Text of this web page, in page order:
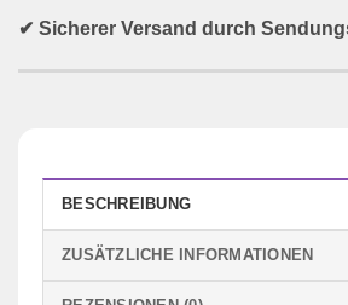
✔ Sicherer Versand durch
BESCHREIBUNG
ZUSÄTZLICHE INFORMATIONEN